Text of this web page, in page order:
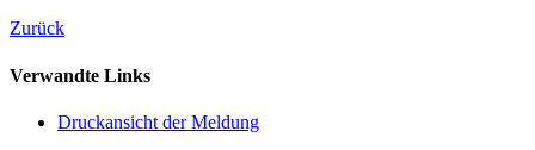
Zurück
Verwandte Links
Druckansicht der Meldung